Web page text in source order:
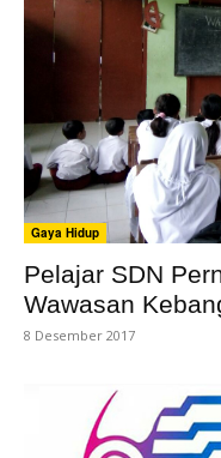
Gaya Hidup
Pelajar SDN
Wawasan
8 Desember 2017